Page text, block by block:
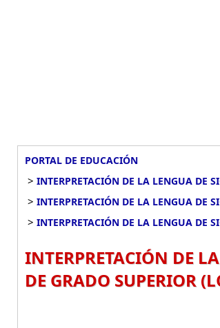
PORTAL DE EDUCACIÓN
> INTERPRETACIÓN DE LA LENGUA DE
> INTERPRETACIÓN DE LA LENGUA DE
> INTERPRETACIÓN DE LA LENGUA DE
INTERPRETACIÓN DE
DE GRADO SUPERIOR